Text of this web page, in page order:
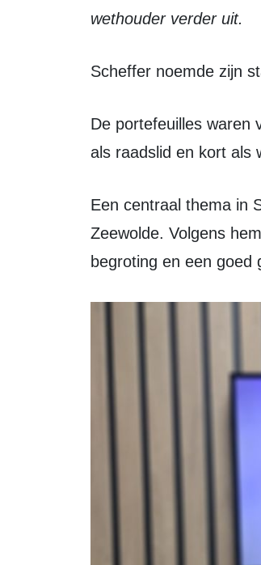
wethouder verder uit.
Scheffer noemde zijn
De portefeuilles waren voor hem relatief nieuw, maar door zijn eerdere ervaring
als raadslid en kort als
Een centraal thema in Scheffers portefeuille was de financiële positie van
Zeewolde. Volgens
begroting en een goed